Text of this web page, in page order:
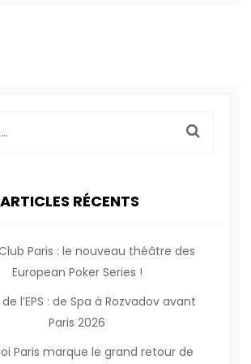
ARTICLES RÉCENTS
Paris : le nouveau théâtre des
European Poker Series !
l’EPS : de Spa à Rozvadov avant
Paris 2026
Paris marque le grand retour de